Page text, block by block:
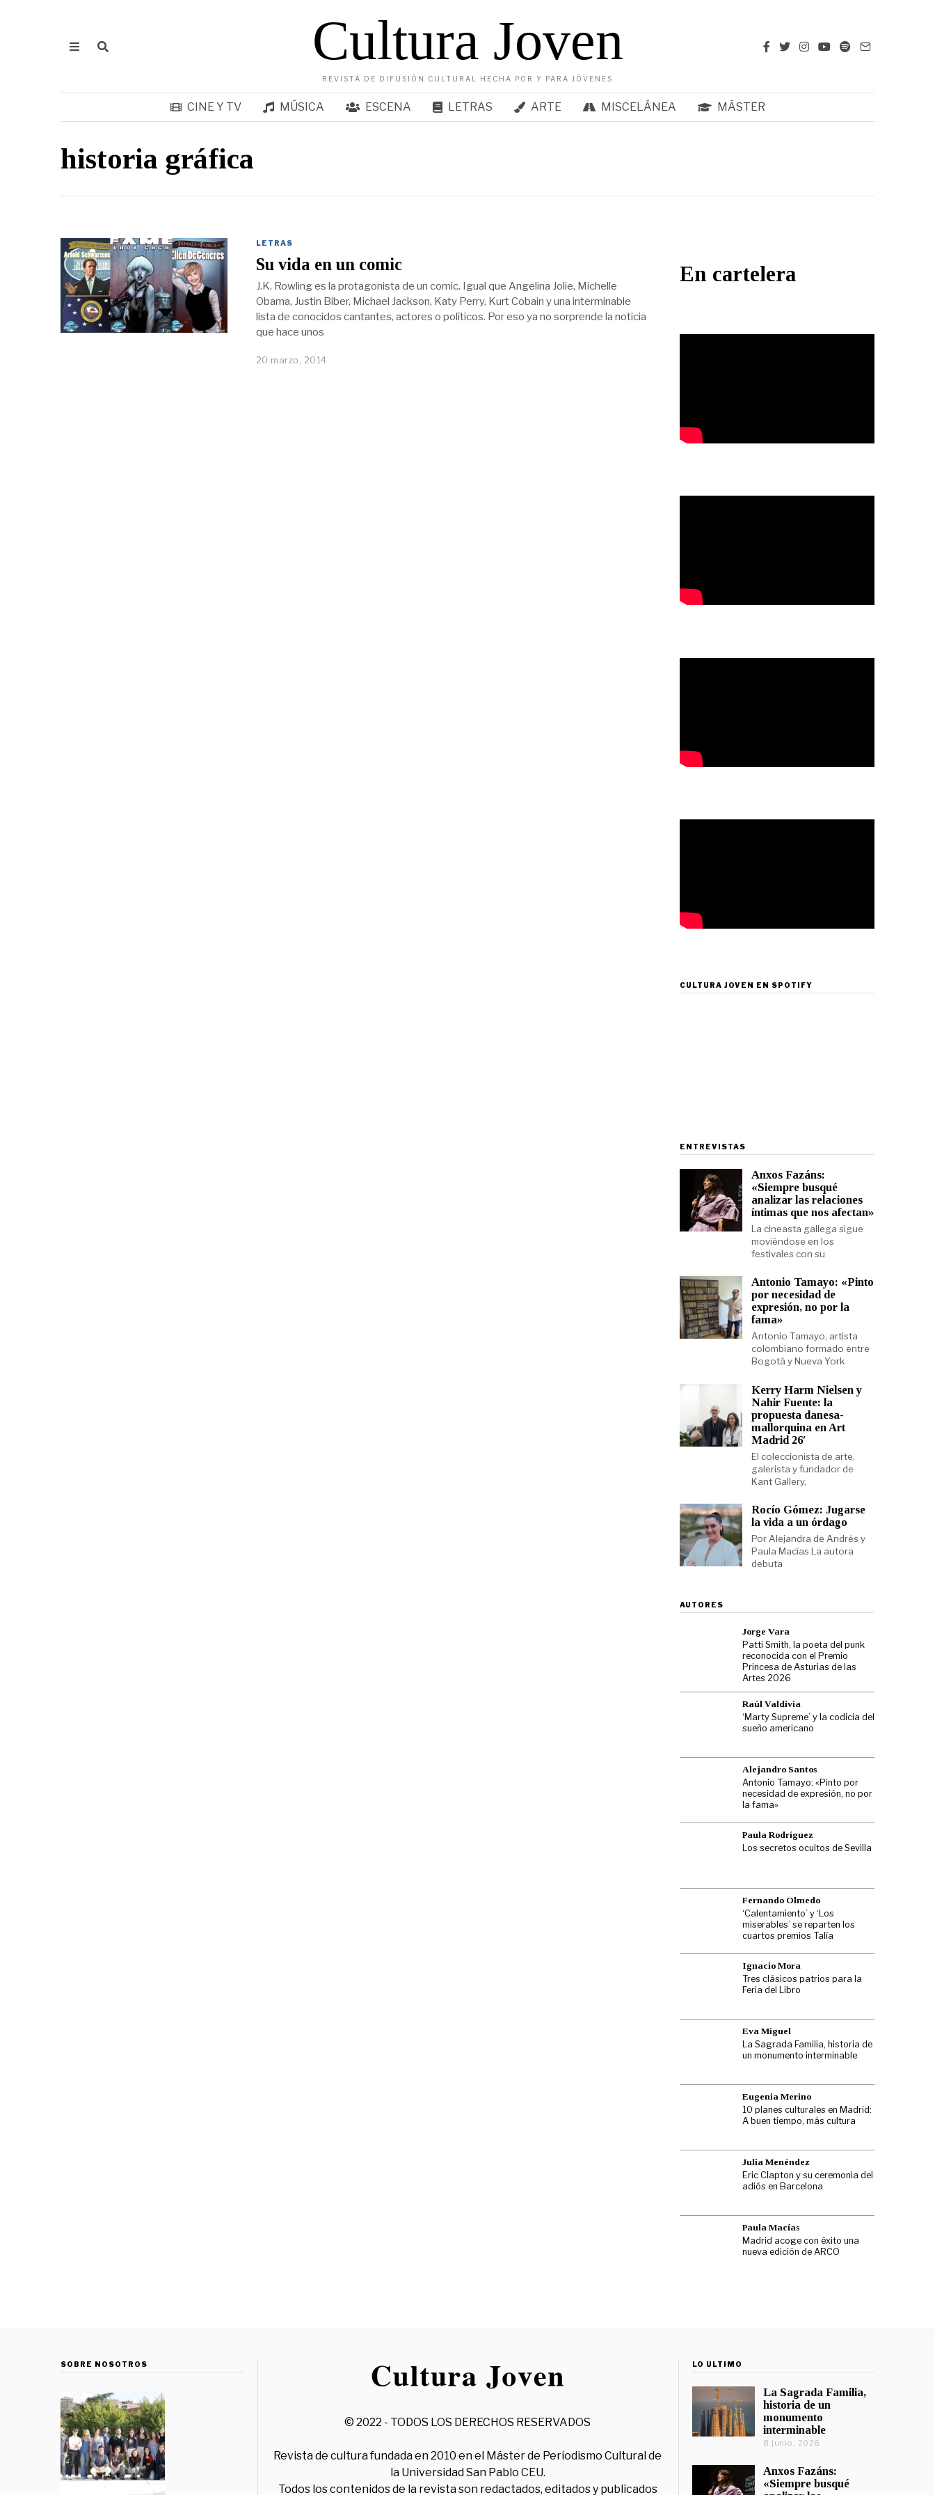
Cultura Joven
REVISTA DE DIFUSIÓN CULTURAL HECHA POR Y PARA JÓVENES
CINE Y TV MÚSICA ESCENA LETRAS ARTE MISCELÁNEA MÁSTER
historia gráfica
LETRAS
Su vida en un comic
J.K. Rowling es la protagonista de un comic. Igual que Angelina Jolie, Michelle
Obama, Justin Biber, Michael Jackson, Katy Perry, Kurt Cobain y una interminable
lista de conocidos cantantes, actores o políticos. Por eso ya no sorprende la noticia
que hace unos
20 marzo, 2014
En cartelera
CULTURA JOVEN EN SPOTIFY
ENTREVISTAS
Anxos Fazáns:
«Siempre busqué
analizar las relaciones
íntimas que nos afectan»
La cineasta gallega sigue
moviéndose en los
festivales con su
Antonio Tamayo: «Pinto
por necesidad de
expresión, no por la
fama»
Antonio Tamayo, artista
colombiano formado entre
Bogotá y Nueva York
Kerry Harm Nielsen y
Nahir Fuente: la
propuesta danesa-
mallorquina en Art
Madrid 26′
El coleccionista de arte,
galerista y fundador de
Kant Gallery,
Rocío Gómez: Jugarse
la vida a un órdago
Por Alejandra de Andrés y
Paula Macías La autora
debuta
AUTORES
Jorge Vara
Patti Smith, la poeta del punk
reconocida con el Premio
Princesa de Asturias de las
Artes 2026
Raúl Valdivia
‘Marty Supreme’ y la codicia del
sueño americano
Alejandro Santos
Antonio Tamayo: «Pinto por
necesidad de expresión, no por
la fama»
Paula Rodríguez
Los secretos ocultos de Sevilla
Fernando Olmedo
‘Calentamiento’ y ‘Los
miserables’ se reparten los
cuartos premios Talía
Ignacio Mora
Tres clásicos patrios para la
Feria del Libro
Eva Miguel
La Sagrada Familia, historia de
un monumento interminable
Eugenia Merino
10 planes culturales en Madrid:
A buen tiempo, más cultura
Julia Menéndez
Eric Clapton y su ceremonia del
adiós en Barcelona
Paula Macías
Madrid acoge con éxito una
nueva edición de ARCO
SOBRE NOSOTROS
© 2022 - TODOS LOS DERECHOS RESERVADOS
Revista de cultura fundada en 2010 en el Máster de Periodismo Cultural de
la Universidad San Pablo CEU.
Todos los contenidos de la revista son redactados, editados y publicados
LO ÚLTIMO
La Sagrada Familia,
historia de un
monumento
interminable
8 junio, 2026
Anxos Fazáns:
«Siempre busqué